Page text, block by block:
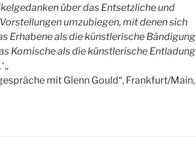
über das Entsetzliche und
umzubiegen, mit denen sich
Erhabeneals die künstlerische Bändigung
Komischeals die künstlerische Entladung
„
mit Glenn Gould“, Frankfurt/Main,